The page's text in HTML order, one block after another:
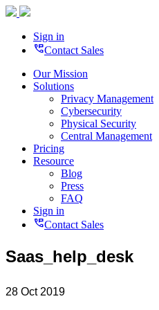
Sign in
perm_phone_msgContact Sales
Our Mission
Solutions
Privacy Management
Cybersecurity
Physical Security
Central Management
Pricing
Resource
Blog
Press
FAQ
Sign in
perm_phone_msgContact Sales
Saas_help_desk
28 Oct 2019